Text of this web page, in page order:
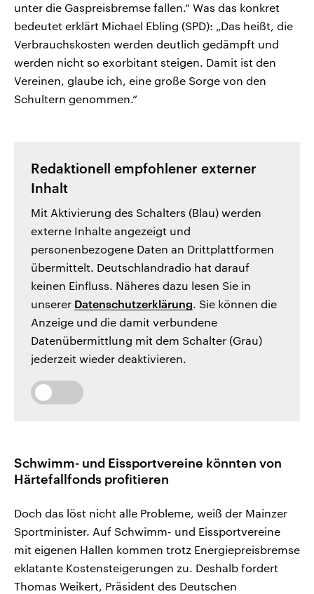
unter die Gaspreisbremse fallen.“ Was das konkret
bedeutet erklärt Michael Ebling (SPD): „Das heißt, die
Verbrauchskosten werden deutlich gedämpft und
werden nicht so exorbitant steigen. Damit ist den
Vereinen, glaube ich, eine große Sorge von den
Schultern genommen.“
Redaktionell empfohlener externer
Inhalt
Mit Aktivierung des Schalters (Blau) werden
externe Inhalte angezeigt und
personenbezogene Daten an Drittplattformen
übermittelt. Deutschlandradio hat darauf
keinen Einfluss. Näheres dazu lesen Sie in
unserer Datenschutzerklärung. Sie können die
Anzeige und die damit verbundene
Datenübermittlung mit dem Schalter (Grau)
jederzeit wieder deaktivieren.
Schwimm- und Eissportvereine könnten von
Härtefallfonds profitieren
Doch das löst nicht alle Probleme, weiß der Mainzer
Sportminister. Auf Schwimm- und Eissportvereine
mit eigenen Hallen kommen trotz Energiepreisbremse
eklatante Kostensteigerungen zu. Deshalb fordert
Thomas Weikert, Präsident des Deutschen